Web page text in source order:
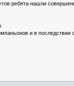
ребята нашли
и в